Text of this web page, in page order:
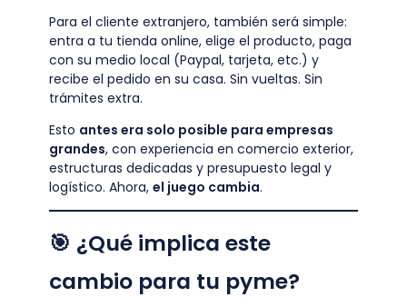
Para el cliente extranjero, también será simple:
entra a tu tienda online, elige el producto, paga
con su medio local (Paypal, tarjeta, etc.) y
recibe el pedido en su casa. Sin vueltas. Sin
trámites extra.
Esto antes era solo posible para empresas
grandes, con experiencia en comercio exterior,
estructuras dedicadas y presupuesto legal y
logístico. Ahora, el juego cambia.
🎯 ¿Qué implica este
cambio para tu pyme?